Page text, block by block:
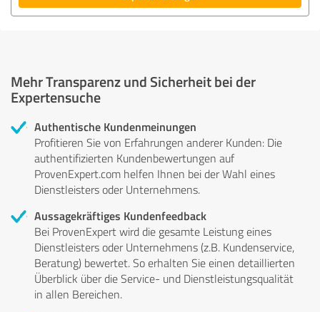
Mehr Transparenz und Sicherheit bei der
Expertensuche
Authentische Kundenmeinungen
Profitieren Sie von Erfahrungen anderer Kunden: Die
authentifizierten Kundenbewertungen auf
ProvenExpert.com helfen Ihnen bei der Wahl eines
Dienstleisters oder Unternehmens.
Aussagekräftiges Kundenfeedback
Bei ProvenExpert wird die gesamte Leistung eines
Dienstleisters oder Unternehmens (z.B. Kundenservice,
Beratung) bewertet. So erhalten Sie einen detaillierten
Überblick über die Service- und Dienstleistungsqualität
in allen Bereichen.